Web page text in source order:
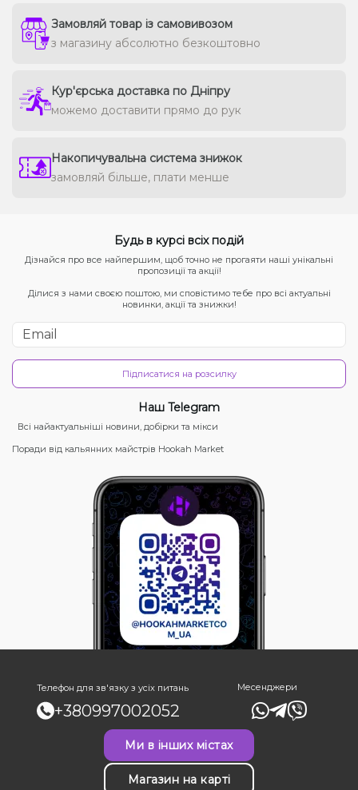
Замовляй товар із самовивозом
з магазину абсолютно безкоштовно
Кур'єрська доставка по Дніпру
можемо доставити прямо до рук
Накопичувальна система знижок
замовляй більше, плати менше
Будь в курсі всіх подій
Дізнайся про все найпершим, щоб точно не прогаяти наші унікальні
пропозиції та акції!
Ділися з нами своєю поштою, ми сповістимо тебе про всі актуальні
новинки, акції та знижки!
Підписатися на розсилку
Наш Telegram
Всі найактуальніші новини, добірки та мікси
Поради від кальянних майстрів Hookah Market
Телефон для зв'язку з усіх питань
+380997002052
Месенджери
Ми в інших містах
Магазин на карті